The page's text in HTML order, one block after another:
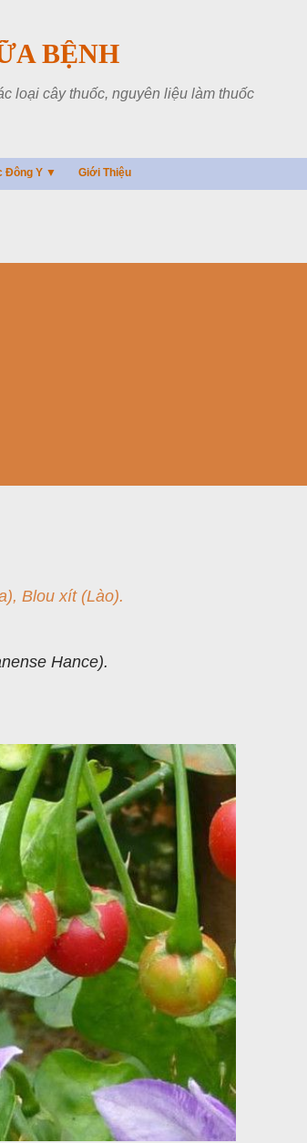
BỆNH
loại cây thuốc, nguyên liệu làm thuốc
Đông Y ▼ Giới Thiệu
Blou xít (Lào).
Hance).